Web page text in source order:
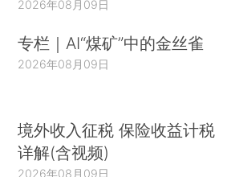
2026年08月09日
专栏｜AI“煤矿”中的金丝雀
2026年08月09日
境外收入征税 保险收益计税
详解(含视频)
2026年08月09日